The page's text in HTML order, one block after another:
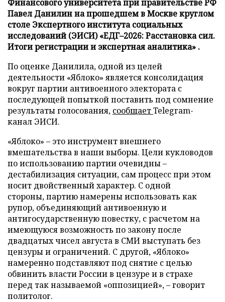
Финансового университета при правительстве РФ
Павел Данилин на прошедшем в Москве круглом
столе Экспертного института социальных
исследований (ЭИСИ) «ЕДГ–2026: Расстановка сил.
Итоги регистрации и экспертная аналитика» .
По оценке Данилила, одной из целей
деятельности «Яблоко» является консолидация
вокруг партии антивоенного электората с
последующей попыткой поставить под сомнение
результаты голосования, сообщаетTelegram-
канал ЭИСИ.
«Яблоко» – это инструмент внешнего
вмешательства в наши выборы. Цели кукловодов
по использованию партии очевидны –
дестабилизация ситуации, сам процесс при этом
носит двойственный характер. С одной
стороны, партию намерены использовать как
рупор, объединяющий антивоенную и
антигосударственную повестку, с расчетом на
имеющуюся возможность по закону после
двадцатых чисел августа в СМИ выступать без
цензуры и ограничений. С другой, «Яблоко»
намеренно подставляют под снятие с целью
обвинить власти России в цензуре и в страхе
перед так называемой «оппозицией», – говорит
политолог.